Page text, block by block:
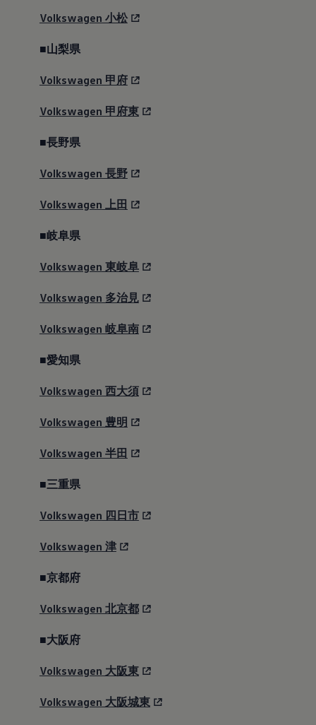
Golf R
価格
7,149,000
2.0ℓ TSI®エンジン
Volkswagen 小松
■山梨県
Volkswagen 甲府
Volkswagen 甲府東
■長野県
Volkswagen 長野
Volkswagen 上田
■岐阜県
Volkswagen 東岐阜
Volkswagen 多治見
Volkswagen 岐阜南
■愛知県
Volkswagen 西大須
Volkswagen 豊明
Volkswagen 半田
■三重県
Volkswagen 四日市
Volkswagen 津
■京都府
Volkswagen 北京都
■大阪府
Volkswagen 大阪東
Volkswagen 大阪城東